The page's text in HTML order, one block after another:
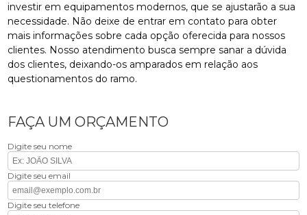
investir em equipamentos modernos, que se ajustarão a sua
necessidade. Não deixe de entrar em contato para obter
mais informações sobre cada opção oferecida para nossos
clientes. Nosso atendimento busca sempre sanar a dúvida
dos clientes, deixando-os amparados em relação aos
questionamentos do ramo.
FAÇA UM ORÇAMENTO
Digite seu nome
Digite seu email
Digite seu telefone